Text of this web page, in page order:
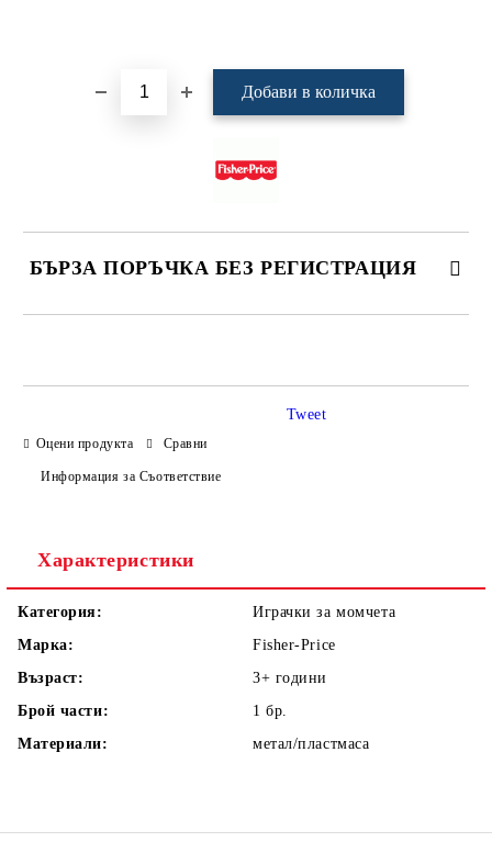
БЪРЗА ПОРЪЧКА БЕЗ РЕГИСТРАЦИЯ
Оцени продукта Сравни
Информация за Съответствие
Tweet
Характеристики
Категория:
Играчки за момчета
Марка:
Fisher-Price
Възраст:
3+ години
Брой части:
1бр.
Материали:
метал/пластмаса